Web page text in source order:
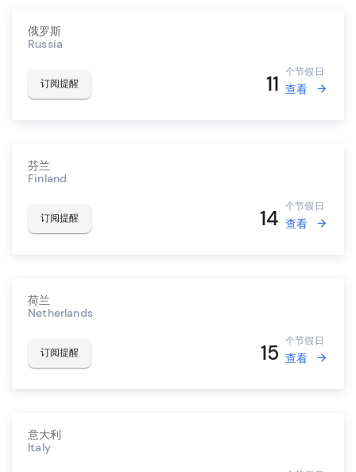
俄罗斯
Russia
订阅提醒 11 个节假日
查看
芬兰
Finland
订阅提醒 14 个节假日
查看
荷兰
Netherlands
订阅提醒 15 个节假日
查看
意大利
Italy